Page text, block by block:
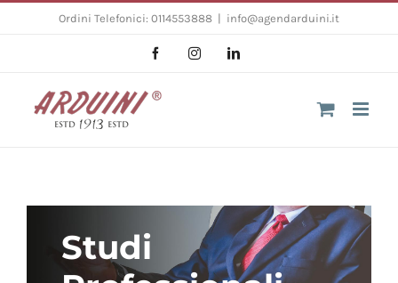
Ordini Telefonici: 0114553888 info@agendarduini.it
FacebookInstagramLinkedIn
Studi